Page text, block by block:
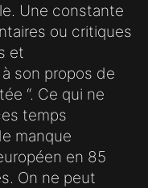
Une constante
ou critiques
et
son propos de
“. Ce qui ne
temps
manque
en 85
On ne peut